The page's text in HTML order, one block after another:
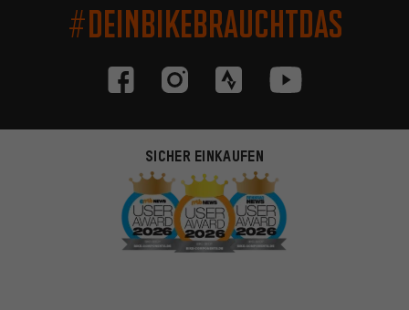
#DEINBIKEBRAUCHTDAS
SICHER EINKAUFEN